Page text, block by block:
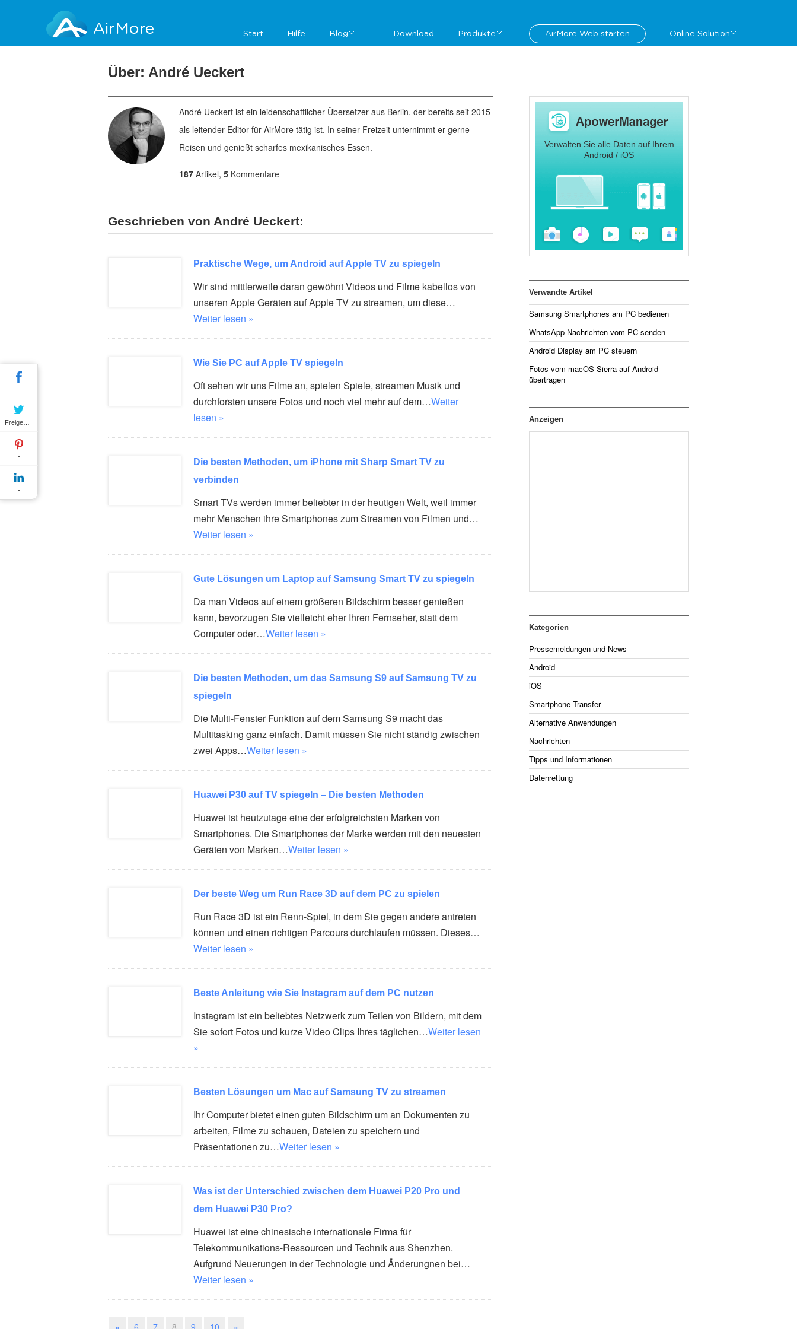
AirMore Start Hilfe Blog Download Produkte AirMore Web starten Online Solution
Über: André Ueckert
André Ueckert ist ein leidenschaftlicher Übersetzer aus Berlin, der bereits seit 2015
als leitender Editor für AirMore tätig ist. In seiner Freizeit unternimmt er gerne
Reisen und genießt scharfes mexikanisches Essen.
187 Artikel, 5 Kommentare
Geschrieben von André Ueckert:
Praktische Wege, um Android auf Apple TV zu spiegeln
Wir sind mittlerweile daran gewöhnt Videos und Filme kabellos von
unseren Apple Geräten auf Apple TV zu streamen, um diese…
Weiter lesen »
Wie Sie PC auf Apple TV spiegeln
Oft sehen wir uns Filme an, spielen Spiele, streamen Musik und
durchforsten unsere Fotos und noch viel mehr auf dem…Weiter
lesen »
Die besten Methoden, um iPhone mit Sharp Smart TV zu
verbinden
Smart TVs werden immer beliebter in der heutigen Welt, weil immer
mehr Menschen ihre Smartphones zum Streamen von Filmen und…
Weiter lesen »
Gute Lösungen um Laptop auf Samsung Smart TV zu spiegeln
Da man Videos auf einem größeren Bildschirm besser genießen
kann, bevorzugen Sie vielleicht eher Ihren Fernseher, statt dem
Computer oder…Weiter lesen »
Die besten Methoden, um das Samsung S9 auf Samsung TV zu
spiegeln
Die Multi-Fenster Funktion auf dem Samsung S9 macht das
Multitasking ganz einfach. Damit müssen Sie nicht ständig zwischen
zwei Apps…Weiter lesen »
Huawei P30 auf TV spiegeln – Die besten Methoden
Huawei ist heutzutage eine der erfolgreichsten Marken von
Smartphones. Die Smartphones der Marke werden mit den neuesten
Geräten von Marken…Weiter lesen »
Der beste Weg um Run Race 3D auf dem PC zu spielen
Run Race 3D ist ein Renn-Spiel, in dem Sie gegen andere antreten
können und einen richtigen Parcours durchlaufen müssen. Dieses…
Weiter lesen »
Beste Anleitung wie Sie Instagram auf dem PC nutzen
Instagram ist ein beliebtes Netzwerk zum Teilen von Bildern, mit dem
Sie sofort Fotos und kurze Video Clips Ihres täglichen…Weiter lesen
»
Besten Lösungen um Mac auf Samsung TV zu streamen
Ihr Computer bietet einen guten Bildschirm um an Dokumenten zu
arbeiten, Filme zu schauen, Dateien zu speichern und
Präsentationen zu…Weiter lesen »
Was ist der Unterschied zwischen dem Huawei P20 Pro und
dem Huawei P30 Pro?
Huawei ist eine chinesische internationale Firma für
Telekommunikations-Ressourcen und Technik aus Shenzhen.
Aufgrund Neuerungen in der Technologie und Änderungnen bei…
Weiter lesen »
« 6 7 8 9 10 »
Verwalten Sie alle Daten auf Ihrem
Android / iOS
Verwandte Artikel
Samsung Smartphones am PC bedienen
WhatsApp Nachrichten vom PC senden
Android Display am PC steuern
Fotos vom macOS Sierra auf Android
übertragen
Anzeigen
Kategorien
Pressemeldungen und News
Android
iOS
Smartphone Transfer
Alternative Anwendungen
Nachrichten
Tipps und Informationen
Datenrettung
-
-
-